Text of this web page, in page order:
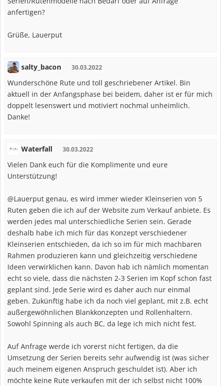
anfertigen?
Grüße, Lauerput
salty_bacon 30.03.2022
Wunderschöne Rute und toll geschriebener Artikel. Bin
aktuell in der Anfangsphase bei beidem, daher ist er für mich
doppelt lesenswert und motiviert nochmal unheimlich.
Danke!
Waterfall 30.03.2022
Vielen Dank euch für die Komplimente und eure
Unterstützung!
@Lauerput genau, es wird immer wieder Kleinserien von 5
Ruten geben die ich auf der Website zum Verkauf anbiete. Es
werden jedes mal unterschiedliche Serien sein. Gerade
deshalb habe ich mich für das Konzept verschiedener
Kleinserien entschieden, da ich so im für mich machbaren
Rahmen produzieren kann und gleichzeitig verschiedene
Ideen verwirklichen kann. Davon hab ich nämlich momentan
echt so viele, dass die nächsten 2-3 Serien im Kopf schon fast
geplant sind. Jede Serie wird es daher auch nur einmal
geben. Zukünftig habe ich da noch viel geplant, mit z.B. echt
außergewöhnlichen Blankkonzepten und Rollenhaltern.
Sowohl Spinning als auch BC, da lege ich mich nicht fest.
Auf Anfrage werde ich vorerst nicht fertigen, da die
Umsetzung der Serien bereits sehr aufwendig ist (was sicher
auch meinem eigenen Anspruch geschuldet ist). Aber ich
möchte keine Rute verkaufen mit der ich selbst nicht 100%